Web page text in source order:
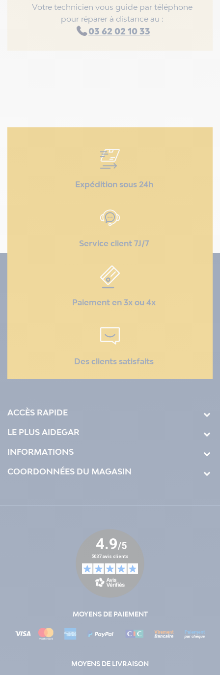
Votre technicien vous guide par téléphone
pour réparer à distance au :
03 62 02 10 33
Expédition sous 24h
Service client 7J/7
Paiement en 3x ou 4x
Des clients satisfaits
ACCÈS RAPIDE
LE PLUS AIDEGAR
INFORMATIONS
COORDONNÉES DU MAGASIN
MOYENS DE PAIEMENT
MOYENS DE LIVRAISON